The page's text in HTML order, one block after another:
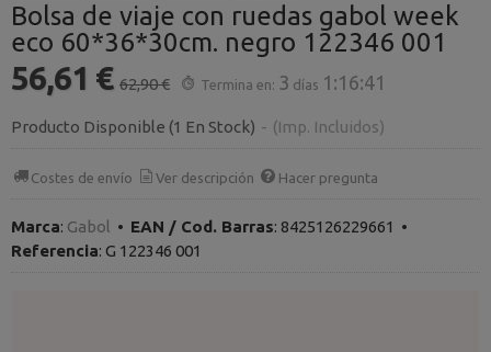
Bolsa de viaje con ruedas gabol week
eco 60*36*30cm. negro 122346 001
56,61 € 62,90 € Termina en: 3 días 1:16:41
Producto Disponible (1 En Stock) - (Imp. Incluidos)
Costes de envío Ver descripción Hacer pregunta
Marca: Gabol • EAN / Cod. Barras: 8425126229661 •
Referencia: G 122346 001